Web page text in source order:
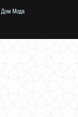
Дом Мода